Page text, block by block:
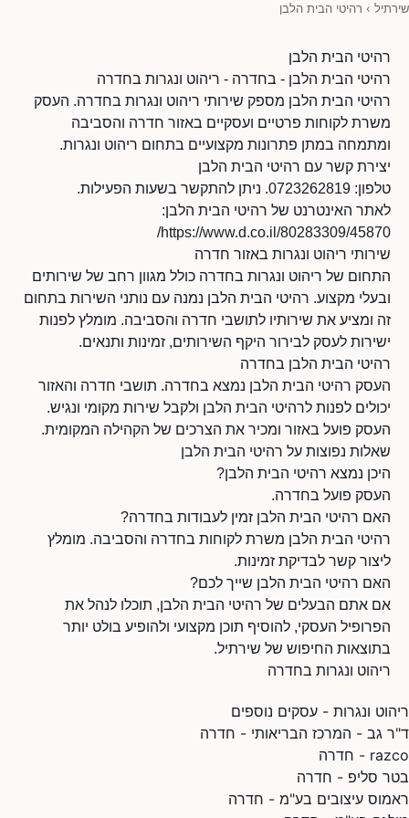
שירתיל › רהיטי הבית הלבן
רהיטי הבית הלבן
רהיטי הבית הלבן - בחדרה - ריהוט ונגרות בחדרה
רהיטי הבית הלבן מספק שירותי ריהוט ונגרות בחדרה. העסק
משרת לקוחות פרטיים ועסקיים באזור חדרה והסביבה
ומתמחה במתן פתרונות מקצועיים בתחום ריהוט ונגרות.
יצירת קשר עם רהיטי הבית הלבן
טלפון: 0723262819. ניתן להתקשר בשעות הפעילות.
לאתר האינטרנט של רהיטי הבית הלבן:
https://www.d.co.il/80283309/45870/
שירותי ריהוט ונגרות באזור חדרה
התחום של ריהוט ונגרות בחדרה כולל מגוון רחב של שירותים
ובעלי מקצוע. רהיטי הבית הלבן נמנה עם נותני השירות בתחום
זה ומציע את שירותיו לתושבי חדרה והסביבה. מומלץ לפנות
ישירות לעסק לבירור היקף השירותים, זמינות ותנאים.
רהיטי הבית הלבן בחדרה
העסק רהיטי הבית הלבן נמצא בחדרה. תושבי חדרה והאזור
יכולים לפנות לרהיטי הבית הלבן ולקבל שירות מקומי ונגיש.
העסק פועל באזור ומכיר את הצרכים של הקהילה המקומית.
שאלות נפוצות על רהיטי הבית הלבן
היכן נמצא רהיטי הבית הלבן?
העסק פועל בחדרה.
האם רהיטי הבית הלבן זמין לעבודות בחדרה?
רהיטי הבית הלבן משרת לקוחות בחדרה והסביבה. מומלץ
ליצור קשר לבדיקת זמינות.
האם רהיטי הבית הלבן שייך לכם?
אם אתם הבעלים של רהיטי הבית הלבן, תוכלו לנהל את
הפרופיל העסקי, להוסיף תוכן מקצועי ולהופיע בולט יותר
בתוצאות החיפוש של שירתיל.
ריהוט ונגרות בחדרה
ריהוט ונגרות - עסקים נוספים
ד"ר גב - המרכז הבריאותי - חדרה
razco - חדרה
בטר סליפ - חדרה
ראמוס עיצובים בע"מ - חדרה